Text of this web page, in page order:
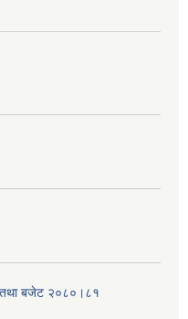
तथा बजेट २०८०।८१